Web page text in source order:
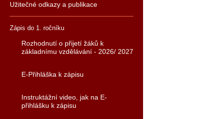
Užitečné odkazy a publikace
Zápis do 1. ročníku
Rozhodnutí o přijetí žáků k
základnímu vzdělávání - 2026/ 2027
E-Přihláška k zápisu
Instruktážní video, jak na E-
přihlášku k zápisu